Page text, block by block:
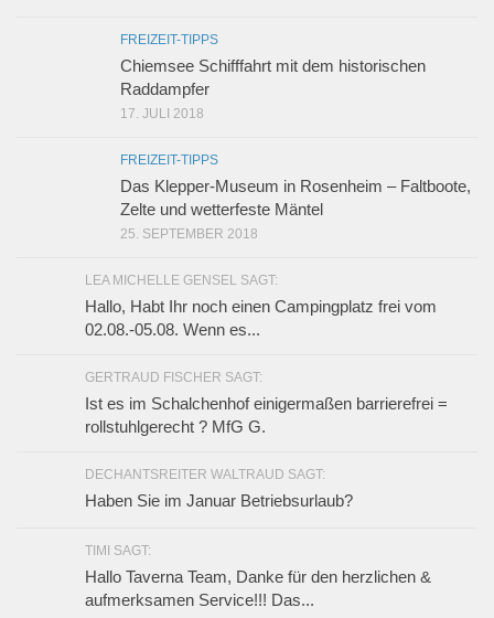
FREIZEIT-TIPPS
Chiemsee Schifffahrt mit dem historischen
Raddampfer
17. JULI 2018
FREIZEIT-TIPPS
Das Klepper-Museum in Rosenheim – Faltboote,
Zelte und wetterfeste Mäntel
25. SEPTEMBER 2018
LEA MICHELLE GENSEL SAGT:
Hallo, Habt Ihr noch einen Campingplatz frei vom
02.08.-05.08. Wenn es...
GERTRAUD FISCHER SAGT:
Ist es im Schalchenhof einigermaßen barrierefrei =
rollstuhlgerecht ? MfG G.
DECHANTSREITER WALTRAUD SAGT:
Haben Sie im Januar Betriebsurlaub?
TIMI SAGT:
Hallo Taverna Team, Danke für den herzlichen &
aufmerksamen Service!!! Das...